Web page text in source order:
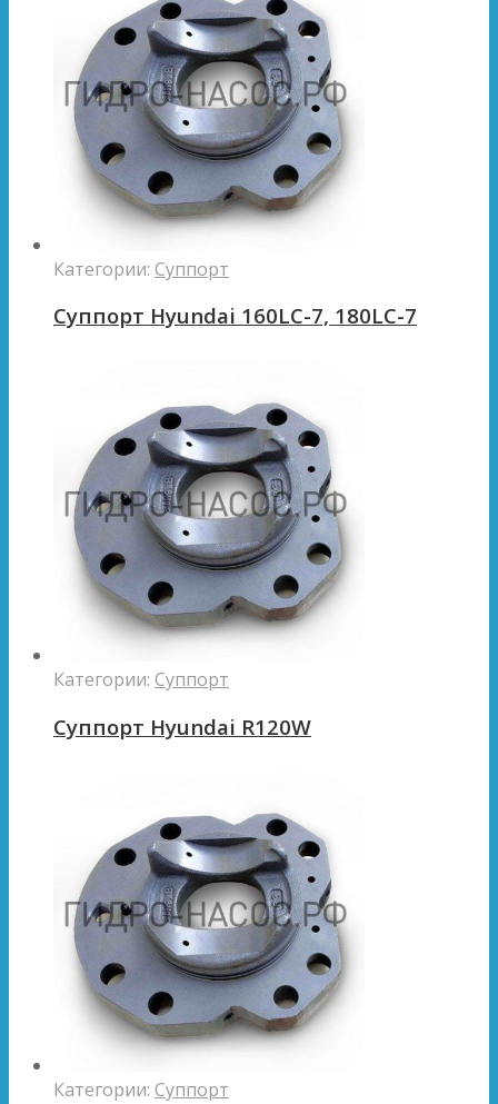
Категории: Суппорт
Суппорт Hyundai 160LC-7, 180LC-7
Категории: Суппорт
Суппорт Hyundai R120W
Категории: Суппорт